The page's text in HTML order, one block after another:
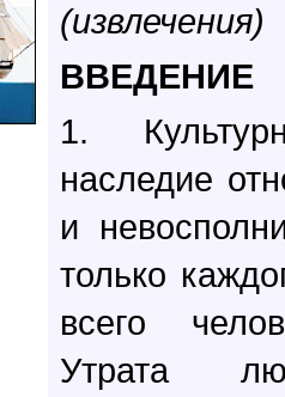
(извлечения)
ВВЕДЕНИЕ
1.
наследие
и
только
всего
Утрата